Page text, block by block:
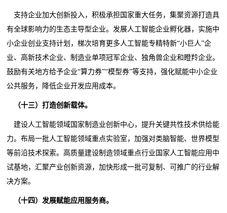
支持企业加大创新投入，积极承担国家重大任务，集聚资源打造具
有全球影响力的生态主导型企业。发展人工智能企业孵化器，实施中
小企业创业支持计划，梯次培育更多人工智能专精特新“小巨人”企
业、高新技术企业、制造业单项冠军企业、独角兽企业和瞪羚企业。
鼓励有关地方给予企业“算力券”“模型券”等支持，强化赋能中小企业
公共服务，降低企业开发应用成本。
（十三）打造创新载体。
建设人工智能领域国家制造业创新中心，提升关键共性技术供给能
力。布局一批人工智能领域重点实验室，加强对类脑智能、世界模型
等前沿技术探索。高质量建设制造领域重点行业国家人工智能应用中
试基地，汇聚产业创新资源，加快形成一批可复制、可推广的行业解
决方案。
（十四）发展赋能应用服务商。